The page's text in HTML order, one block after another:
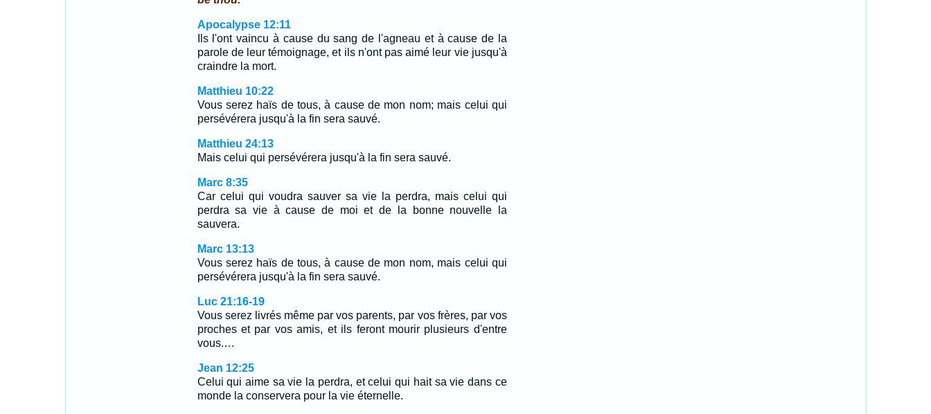
Apocalypse 12:11
Ils l'ont vaincu à cause du sang de l'agneau et à cause de la
parole de leur témoignage, et ils n'ont pas aimé leur vie jusqu'à
craindre la mort.
Matthieu 10:22
Vous serez haïs de tous, à cause de mon nom; mais celui qui
persévérera jusqu'à la fin sera sauvé.
Matthieu 24:13
Mais celui qui persévérera jusqu'à la fin sera sauvé.
Marc 8:35
Car celui qui voudra sauver sa vie la perdra, mais celui qui
perdra sa vie à cause de moi et de la bonne nouvelle la
sauvera.
Marc 13:13
Vous serez haïs de tous, à cause de mon nom, mais celui qui
persévérera jusqu'à la fin sera sauvé.
Luc 21:16-19
Vous serez livrés même par vos parents, par vos frères, par vos
proches et par vos amis, et ils feront mourir plusieurs d'entre
vous.…
Jean 12:25
Celui qui aime sa vie la perdra, et celui qui hait sa vie dans ce
monde la conservera pour la vie éternelle.